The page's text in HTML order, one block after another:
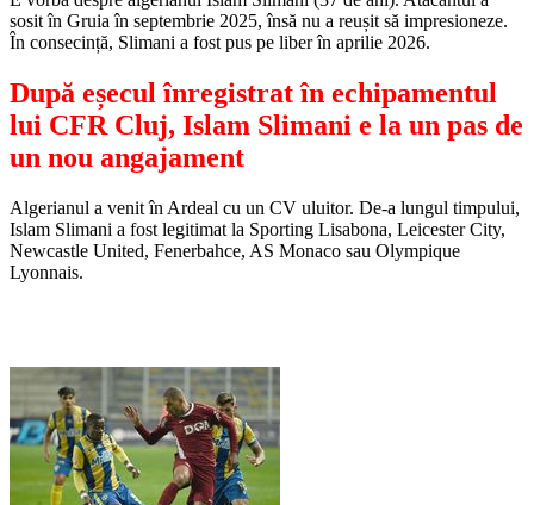
sosit în Gruia în septembrie 2025, însă nu a reușit să impresioneze.
În consecință, Slimani a fost pus pe liber în aprilie 2026.
După eșecul înregistrat în echipamentul
lui CFR Cluj, Islam Slimani e la un pas de
un nou angajament
Algerianul a venit în Ardeal cu un CV uluitor. De-a lungul timpului,
Islam Slimani a fost legitimat la Sporting Lisabona, Leicester City,
Newcastle United, Fenerbahce, AS Monaco sau Olympique
Lyonnais.